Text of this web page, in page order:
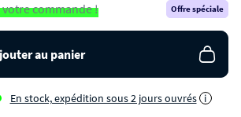
commande ! Offre spéciale
au panier
En stock, expédition sous 2 jours ouvrés i